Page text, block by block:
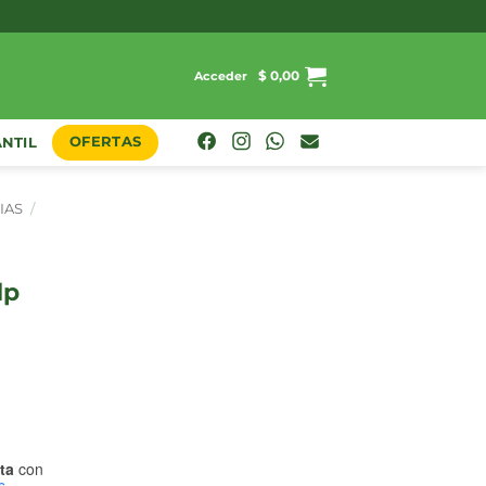
Acceder $ 0,00
OFERTAS
/
con